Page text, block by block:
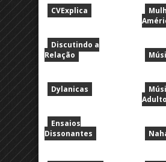
CVExplica
Discutindo a
Relação
Dylanicas
Ensaios
Dissonantes